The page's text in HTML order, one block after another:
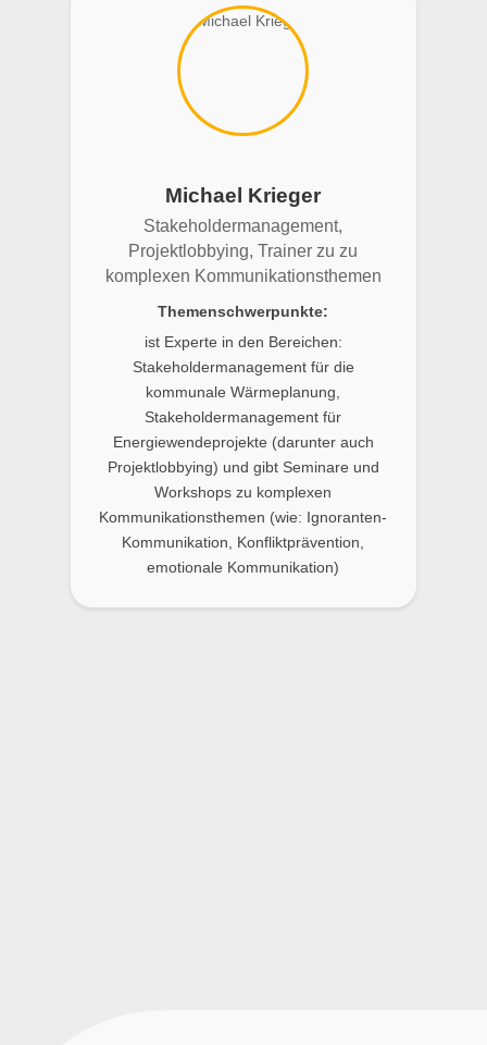
Michael Krieger
Stakeholdermanagement,
Projektlobbying, Trainer zu zu
komplexen Kommunikationsthemen
Themenschwerpunkte:
ist Experte in den Bereichen:
Stakeholdermanagement für die
kommunale Wärmeplanung,
Stakeholdermanagement für
Energiewendeprojekte (darunter auch
Projektlobbying) und gibt Seminare und
Workshops zu komplexen
Kommunikationsthemen (wie: Ignoranten-
Kommunikation, Konfliktprävention,
emotionale Kommunikation)